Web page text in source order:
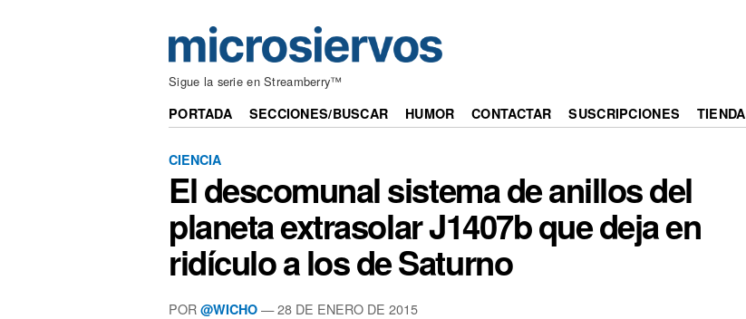
Sigue la serie en Streamberry™
PORTADA SECCIONES/BUSCAR HUMOR CONTACTAR SUSCRIPCIONES TIENDA
CIENCIA
El descomunal sistema de anillos del
planeta extrasolar J1407b que deja en
ridículo a los de Saturno
POR @WICHO — 28 DE ENERO DE 2015